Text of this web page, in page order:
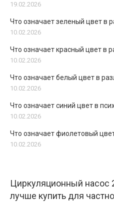
19.02.2026
Что означает зеленый цвет в
10.02.2026
Что означает красный цвет в
10.02.2026
Что означает белый цвет в
10.02.2026
Что означает синий цвет в
10.02.2026
Что означает фиолетовый
10.02.2026
Циркуляционный насос
лучше купить для